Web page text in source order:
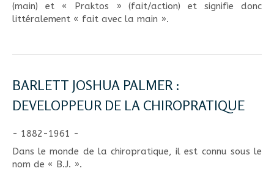
(main) et « Praktos » (fait/action) et signifie donc
littéralement « fait avec la main ».
BARLETT JOSHUA PALMER :
DEVELOPPEUR DE LA CHIROPRATIQUE
- 1882-1961 -
Dans le monde de la chiropratique, il est connu sous le
nom de « B.J. ».